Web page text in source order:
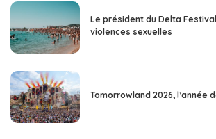
Le président du Delta
violences sexuelles
Tomorrowland 2026, l’année